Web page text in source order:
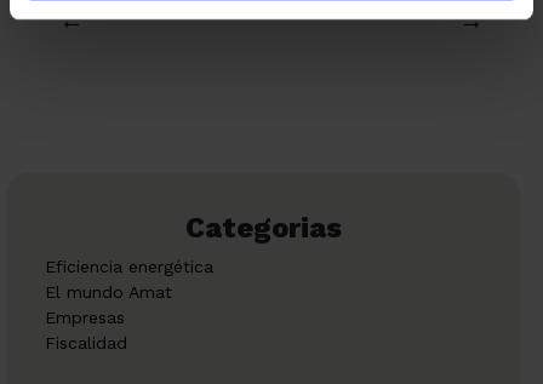
← →
Categorias
Eficiencia energética
El mundo Amat
Empresas
Fiscalidad